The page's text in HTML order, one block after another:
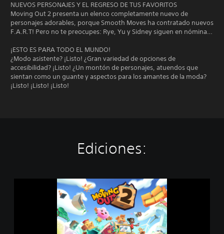
NUEVOS PERSONAJES Y EL REGRESO DE TUS FAVORITOS
Moving Out 2 presenta un elenco completamente nuevo de
personajes adorables, porque Smooth Moves ha contratado nuevos
F.A.R.T! Pero no te preocupes: Rye, Yu y Sidney siguen en nómina…
¡ESTO ES PARA TODO EL MUNDO!
¿Modo asistente? ¡Listo! ¿Gran variedad de opciones de
accesibilidad? ¡Listo! ¿Un montón de personajes, atuendos que
sientan como un guante y aspectos para los amantes de la moda?
¡Listo! ¡Listo! ¡Listo!
Ediciones: